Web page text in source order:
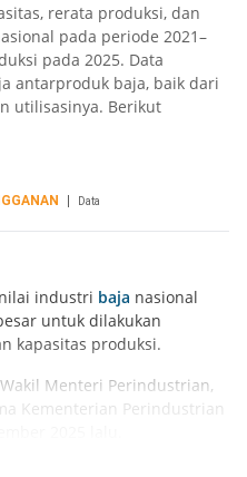
rerata produksi, dan
pada periode 2021–
pada 2025. Data
antarproduk baja, baik dari
utilisasinya. Berikut
Data
industri baja nasional
untuk dilakukan
kapasitas produksi.
Menteri Perindustrian,
Kementerian Perindustrian